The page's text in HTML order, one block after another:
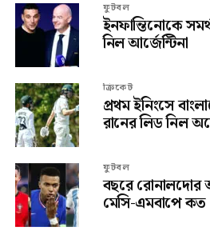
ফুটবল
ইনফান্তিনোকে
নিল আর্জেন্টিনা
ক্রিকেট
প্রথম ইনিংসে
রানের লিড নিল
ফুটবল
বছরে
মেসি-এমবাপে কত